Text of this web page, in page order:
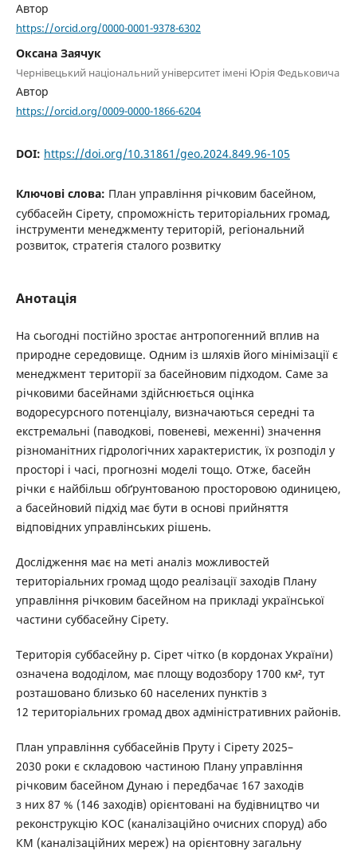
Автор
https://orcid.org/0000-0001-9378-6302
Оксана Заячук
Чернівецький національний університет імені Юрія Федьковича
Автор
https://orcid.org/0009-0000-1866-6204
DOI: https://doi.org/10.31861/geo.2024.849.96-105
Ключові слова: План управління річковим басейном,
суббасейн Сірету, спроможність територіальних громад,
інструменти менеджменту територій, регіональний
розвиток, стратегія сталого розвитку
Анотація
На сьогодні постійно зростає антропогенний вплив на
природне середовище. Одним із шляхів його мінімізації є
менеджмент території за басейновим підходом. Саме за
річковими басейнами здійснюється оцінка
водоресурсного потенціалу, визначаються середні та
екстремальні (паводкові, повеневі, меженні) значення
різноманітних гідрологічних характеристик, їх розподіл у
просторі і часі, прогнозні моделі тощо. Отже, басейн
річки є найбільш обґрунтованою просторовою одиницею,
а басейновий підхід має бути в основі прийняття
відповідних управлінських рішень.
Дослідження має на меті аналіз можливостей
територіальних громад щодо реалізації заходів Плану
управління річковим басейном на прикладі української
частини суббасейну Сірету.
Територія суббасейну р. Сірет чітко (в кордонах України)
означена вододілом, має площу водозбору 1700 км², тут
розташовано близько 60 населених пунктів з
12 територіальних громад двох адміністративних районів.
План управління суббасейнів Пруту і Сірету 2025–
2030 роки є складовою частиною Плану управління
річковим басейном Дунаю і передбачає 167 заходів
з них 87 % (146 заходів) орієнтовані на будівництво чи
реконструкцію КОС (каналізаційно очисних споруд) або
КМ (каналізаційних мереж) на орієнтовну загальну